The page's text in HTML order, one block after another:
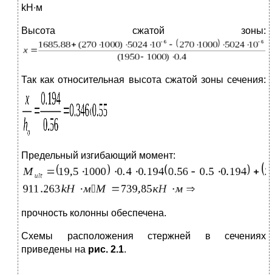
kH∙м
Высота сжатой зоны:
Так как относительная высота сжатой зоны сечения:
Предельный изгибающий момент:
прочность колонны обеспечена.
Схемы расположения стержней в сечениях
приведены на рис. 2.1.